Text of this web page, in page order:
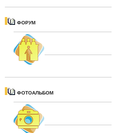
ФОРУМ
ФОТОАЛЬБОМ